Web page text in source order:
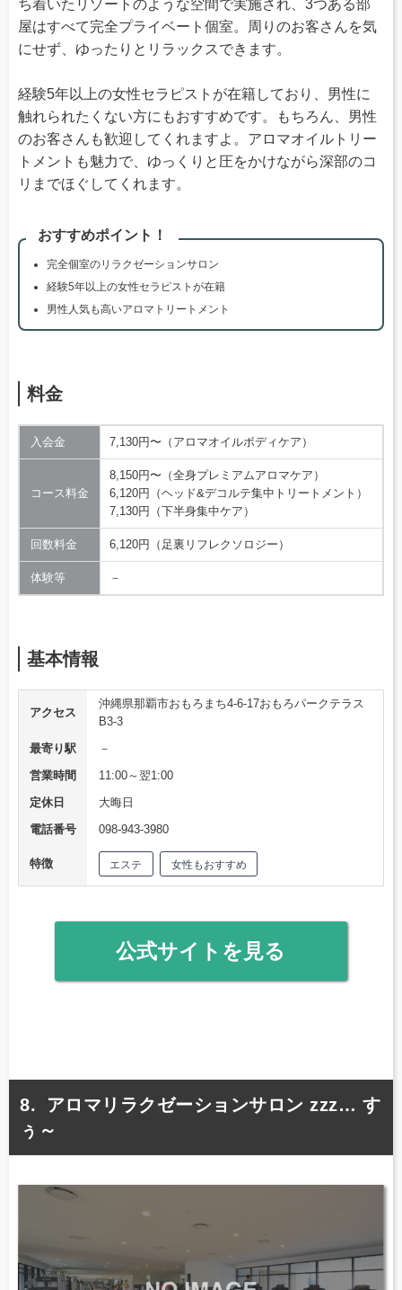
ち着いたリゾートのような空間で実施され、3つある部
屋はすべて完全プライベート個室。周りのお客さんを気
にせず、ゆったりとリラックスできます。
経験5年以上の女性セラピストが在籍しており、男性に
触れられたくない方にもおすすめです。もちろん、男性
のお客さんも歓迎してくれますよ。アロマオイルトリー
トメントも魅力で、ゆっくりと圧をかけながら深部のコ
リまでほぐしてくれます。
おすすめポイント！
完全個室のリラクゼーションサロン
経験5年以上の女性セラピストが在籍
男性人気も高いアロマトリートメント
料金
入会金 7,130円〜（アロマオイルボディケア）
コース料金
8,150円〜（全身プレミアムアロマケア）
6,120円（ヘッド&デコルテ集中トリートメント）
7,130円（下半身集中ケア）
回数料金 6,120円（足裏リフレクソロジー）
体験等 －
基本情報
アクセス
沖縄県那覇市おもろまち4-6-17おもろパークテラス
B3-3
最寄り駅
－
営業時間
11:00～翌1:00
定休日
大晦日
電話番号
098-943-3980
特徴 エステ 女性もおすすめ
公式サイトを見る
アロマリラクゼーションサロン zzz… す
ぅ～